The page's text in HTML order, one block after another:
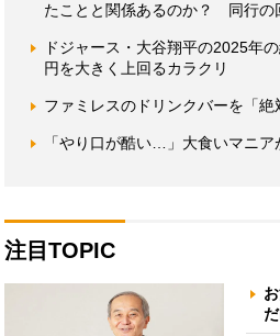
たことと関係あるのか？ 同行の
ドジャース・大谷翔平の2025年
円を大きく上回るカラクリ
ファミレスのドリンクバーを「
「やり口が酷い…」大食いマニ
注目TOPIC